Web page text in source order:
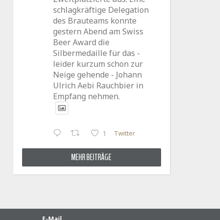
schlagkräftige Delegation
des Brauteams konnte
gestern Abend am Swiss
Beer Award die
Silbermedaille für das -
leider kurzum schon zur
Neige gehende - Johann
Ulrich Aebi Rauchbier in
Empfang nehmen.
1 Twitter
MEHR BEITRÄGE